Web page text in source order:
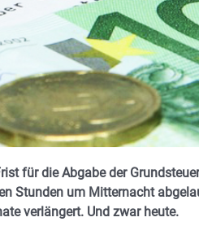
für die Abgabe der
Stunden um Mitternacht
verlängert. Und zwar heute.